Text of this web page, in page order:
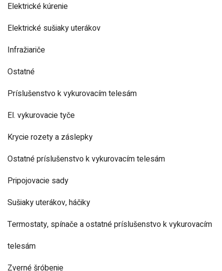
Elektrické kúrenie
Elektrické sušiaky uterákov
Infražiariče
Ostatné
Príslušenstvo k vykurovacím telesám
El. vykurovacie tyče
Krycie rozety a záslepky
Ostatné príslušenstvo k vykurovacím telesám
Pripojovacie sady
Sušiaky uterákov, háčiky
Termostaty, spínače a ostatné príslušenstvo k vykurovacím
telesám
Zverné šróbenie